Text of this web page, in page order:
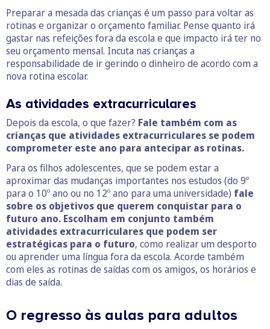
Preparar a mesada das crianças é um passo para voltar as
rotinas e organizar o orçamento familiar. Pense quanto irá
gastar nas refeições fora da escola e que impacto irá ter no
seu orçamento mensal. Incuta nas crianças a
responsabilidade de ir gerindo o dinheiro de acordo com a
nova rotina escolar.
As atividades extracurriculares
Depois da escola, o que fazer? Fale também com as
crianças que atividades extracurriculares se podem
comprometer este ano para antecipar as rotinas.
Para os filhos adolescentes, que se podem estar a
aproximar das mudanças importantes nos estudos (do 9º
para o 10º ano ou no 12º ano para uma universidade) fale
sobre os objetivos que querem conquistar para o
futuro ano. Escolham em conjunto também
atividades extracurriculares que podem ser
estratégicas para o futuro, como realizar um desporto
ou aprender uma língua fora da escola. Acorde também
com eles as rotinas de saídas com os amigos, os horários e
dias de saída.
O regresso às aulas para adultos